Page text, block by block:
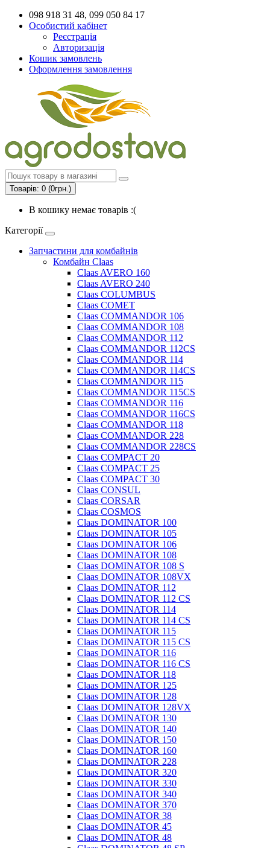
098 918 31 48, 099 050 84 17
Особистий кабінет
Реєстрація
Авторизація
Кошик замовлень
Оформлення замовлення
Товарів: 0 (0грн.)
В кошику немає товарів :(
Категорії
Запчастини для комбайнів
Комбайн Claas
Claas AVERO 160
Claas AVERO 240
Claas COLUMBUS
Claas COMET
Claas COMMANDOR 106
Claas COMMANDOR 108
Claas COMMANDOR 112
Claas COMMANDOR 112CS
Claas COMMANDOR 114
Claas COMMANDOR 114CS
Claas COMMANDOR 115
Claas COMMANDOR 115CS
Claas COMMANDOR 116
Claas COMMANDOR 116CS
Claas COMMANDOR 118
Claas COMMANDOR 228
Claas COMMANDOR 228CS
Claas COMPACT 20
Claas COMPACT 25
Claas COMPACT 30
Claas CONSUL
Claas CORSAR
Claas COSMOS
Claas DOMINATOR 100
Claas DOMINATOR 105
Claas DOMINATOR 106
Claas DOMINATOR 108
Claas DOMINATOR 108 S
Claas DOMINATOR 108VX
Claas DOMINATOR 112
Claas DOMINATOR 112 CS
Claas DOMINATOR 114
Claas DOMINATOR 114 CS
Claas DOMINATOR 115
Claas DOMINATOR 115 CS
Claas DOMINATOR 116
Claas DOMINATOR 116 CS
Claas DOMINATOR 118
Claas DOMINATOR 125
Claas DOMINATOR 128
Claas DOMINATOR 128VX
Claas DOMINATOR 130
Claas DOMINATOR 140
Claas DOMINATOR 150
Claas DOMINATOR 160
Claas DOMINATOR 228
Claas DOMINATOR 320
Claas DOMINATOR 330
Claas DOMINATOR 340
Claas DOMINATOR 370
Claas DOMINATOR 38
Claas DOMINATOR 45
Claas DOMINATOR 48